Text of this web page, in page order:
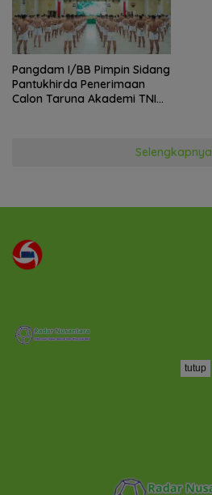
Pangdam I/BB Pimpin Sidang
Pantukhirda Penerimaan
Calon Taruna Akademi TNI
Selengkapnya
tutup